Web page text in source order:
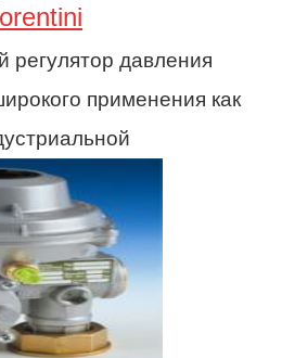
регулятор давления
применения как